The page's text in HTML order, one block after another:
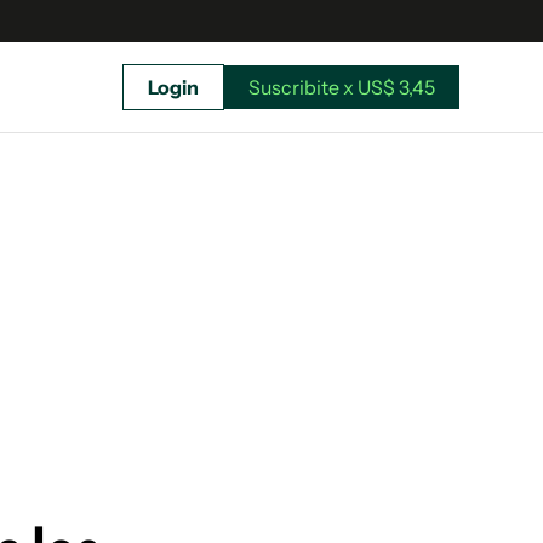
Login Suscribite x US$ 3,45